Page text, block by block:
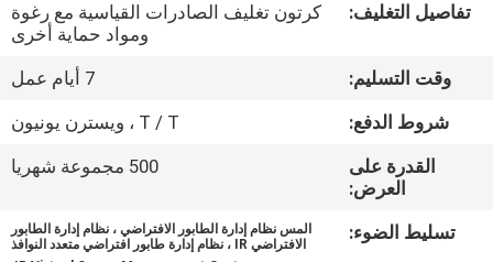
الجودة
اتصل
أخبار
تفاصيل التغليف:
كرتون تغليف الصادرات القياسية مع رغوة
ومواد حماية أخرى
وقت التسليم:
7 أيام عمل
شروط الدفع:
T / T ، ويسترن يونيون
القدرة على
العرض:
500 مجموعة شهريا
تسليط الضوء:
المس نظام إدارة الطابور الافتراضي ، نظام إدارة الطابور
الافتراضي IR ، نظام إدارة طابور افتراضي متعدد النوافذ